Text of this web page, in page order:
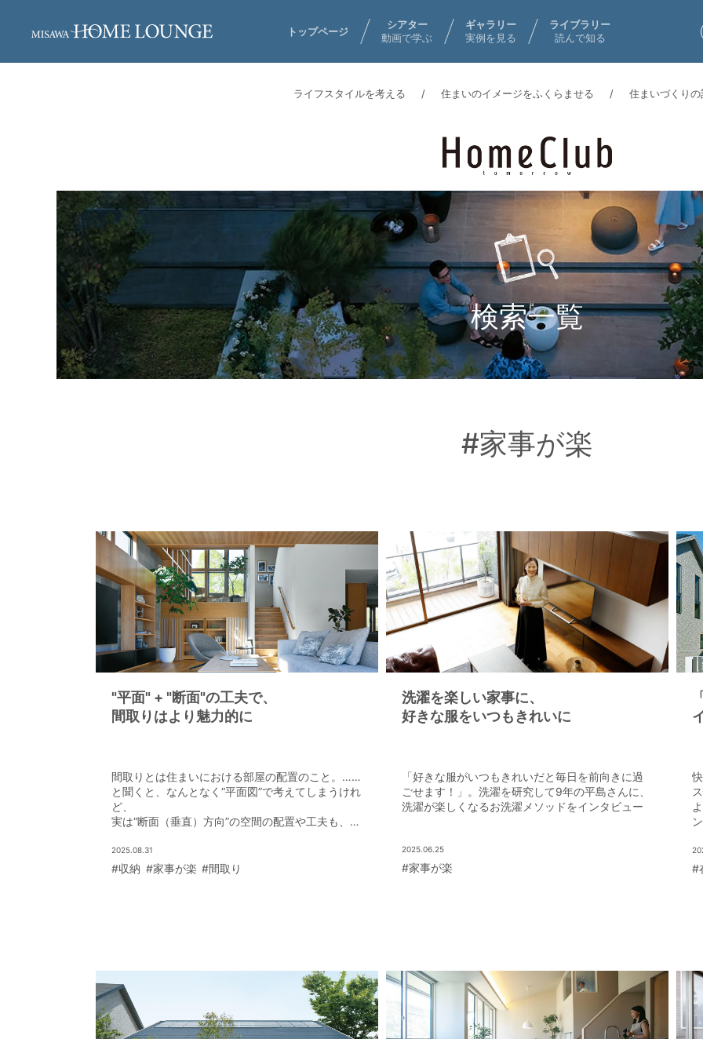
トップページ
シアター
動画で学ぶ
ギャラリー
実例を見る
ライブラリー
読んで知る
ライフスタイルを考える 住まいのイメージをふくらませる 住まいづくり
検索一覧
#家事が楽
"平面" + "断面"の工夫で、
間取りはより魅力的に
間取りとは住まいにおける部屋の配置のこと。……
と聞くと、なんとなく“平面図”で考えてしまうけれ
ど、
実は“断面（垂直）方向”の空間の配置や工夫も、魅
2025.08.31
#収納 #家事が楽 #間取り
洗濯を楽しい家事に、
好きな服をいつもきれいに
「好きな服がいつもきれいだと毎日を前向きに過
ごせます！」。洗濯を研究して9年の平島さんに、
洗濯が楽しくなるお洗濯メソッドをインタビュー
2025.06.25
#家事が楽 #